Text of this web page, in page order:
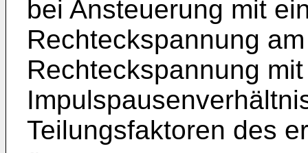
bei Ansteuerung mit
Rechteckspannung
Rechteckspannung
Teilungsfaktoren des